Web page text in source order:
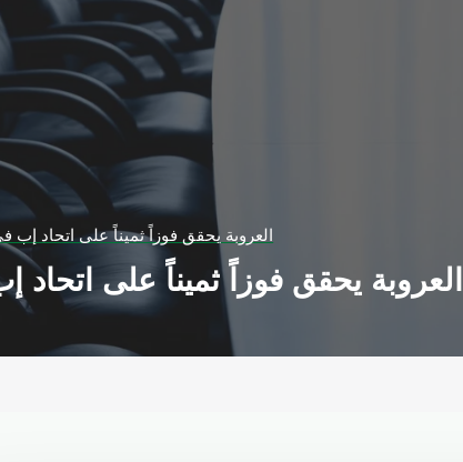
العروبة يحقق فوزاً ثميناً على اتحاد
العروبة يحقق فوزاً ثميناً على